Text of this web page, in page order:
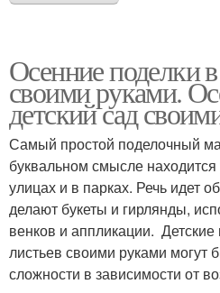
Осенние поделки
своими руками.
детский сад
Самый простой поделочный
буквальном смысле
улицах и в парках. Речь идет
делают букеты и гирлянды,
венков и аппликации. Детские
листьев своими руками могут
сложности в зависимости от